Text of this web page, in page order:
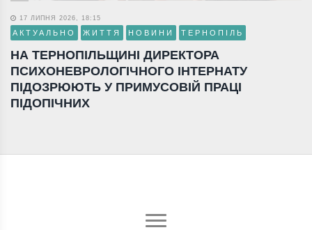
17 ЛИПНЯ 2026, 18:15
АКТУАЛЬНО ЖИТТЯ НОВИНИ ТЕРНОПІЛЬ
НА ТЕРНОПІЛЬЩИНІ ДИРЕКТОРА
ПСИХОНЕВРОЛОГІЧНОГО ІНТЕРНАТУ
ПІДОЗРЮЮТЬ У ПРИМУСОВІЙ ПРАЦІ
ПІДОПІЧНИХ